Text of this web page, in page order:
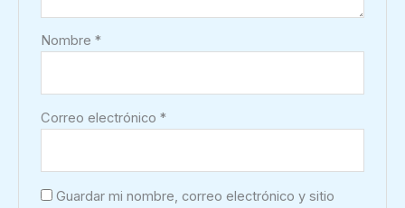
Nombre*
Correo electrónico*
Guardar mi nombre, correo electrónico y sitio